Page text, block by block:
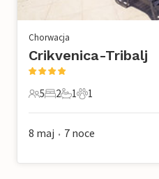
Chorwacja
Crikvenica-Tribalj
5 Goście
5
2 Sypialnie
2
1 Łazienka
1
1 Zwierzę domowe
1
8 maj • 7 noce